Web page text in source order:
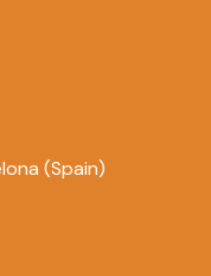
(Spain)